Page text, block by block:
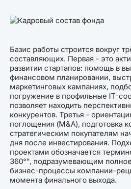
Базис работы строится вокруг
составляющих. Первая - это
развитии стартапов: помощь в
финансовом планировании,
маркетинговых кампаниях,
погружение в профильные IT-
позволяет находить
конкурентов. Третья -
поглощения (M&A), подготовка
стратегическим покупателям
дня после инвестирования.
проектами обозначается
360°", подразумевающим
бизнес-процессы компании-
момента финального выхода.